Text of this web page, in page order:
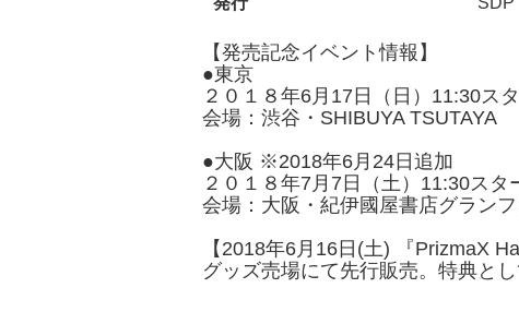
【発売記念イベント情報】
●東京
２０１８年6月17日（日）11:30スタ
会場：渋谷・SHIBUYA TSUTAYA
●大阪 ※2018年6月24日追加
２０１８年7月7日（土）11:30ス
会場：大阪・紀伊國屋書店グラン
【2018年6月16日(土) 『PrizmaX
グッズ売場にて先行販売。特典と